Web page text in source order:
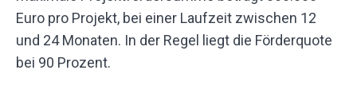
Euro pro Projekt, bei einer Laufzeit zwischen 12
und 24 Monaten. In der Regel liegt die Förderquote
bei 90 Prozent.